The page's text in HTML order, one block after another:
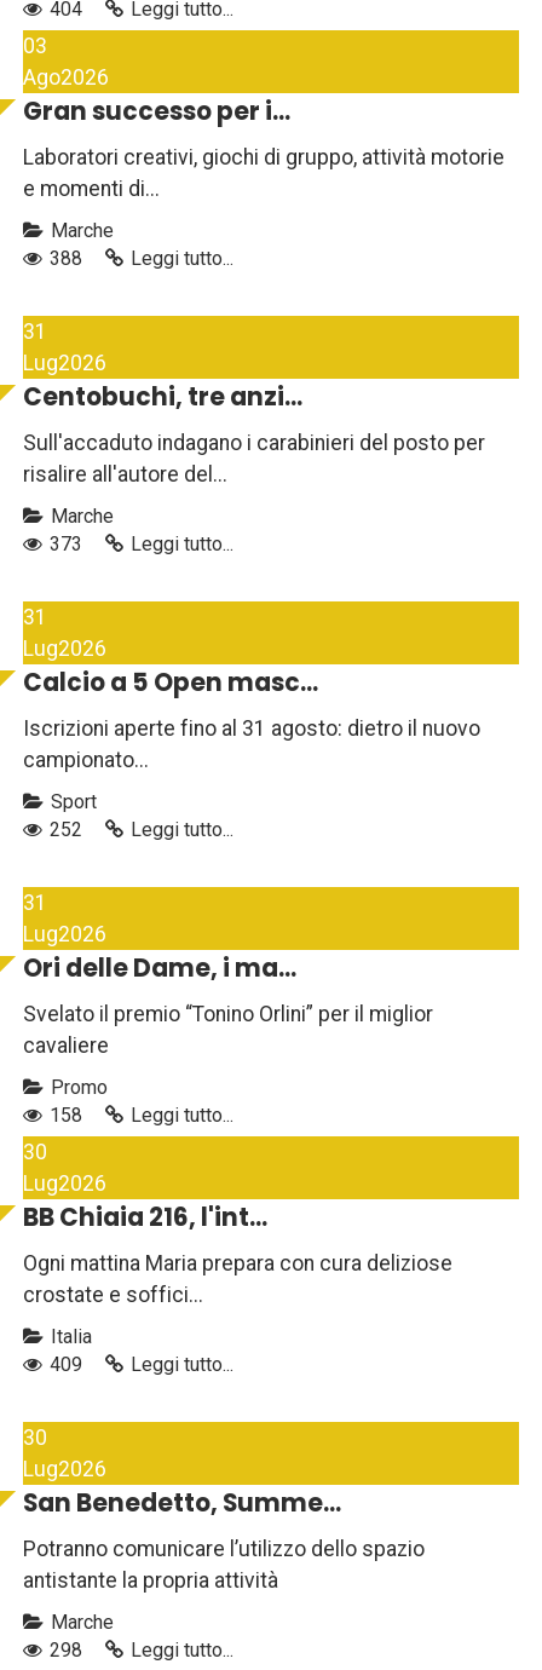
404 Leggi tutto...
03
Ago2026
Gran successo per i...
Laboratori creativi, giochi di gruppo, attività motorie
e momenti di...
Marche
388
Leggi tutto...
31
Lug2026
Centobuchi, tre anzi...
Sull'accaduto indagano i carabinieri del posto per
risalire all'autore del...
Marche
373
Leggi tutto...
31
Lug2026
Calcio a 5 Open masc...
Iscrizioni aperte fino al 31 agosto: dietro il nuovo
campionato...
Sport
252
Leggi tutto...
31
Lug2026
Ori delle Dame, i ma...
Svelato il premio “Tonino Orlini” per il miglior
cavaliere
Promo
158
Leggi tutto...
30
Lug2026
BB Chiaia 216, l'int...
Ogni mattina Maria prepara con cura deliziose
crostate e soffici...
Italia
409
Leggi tutto...
30
Lug2026
San Benedetto, Summe...
Potranno comunicare l’utilizzo dello spazio
antistante la propria attività
Marche
298
Leggi tutto...